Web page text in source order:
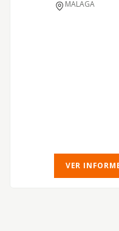
MALAGA
VER